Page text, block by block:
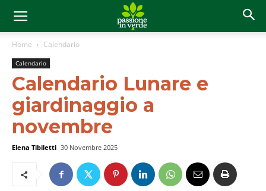
Home Calendario
Calendario
Calendario Lunare e
giardinaggio a
novembre
Elena Tibiletti 30 Novembre 2025